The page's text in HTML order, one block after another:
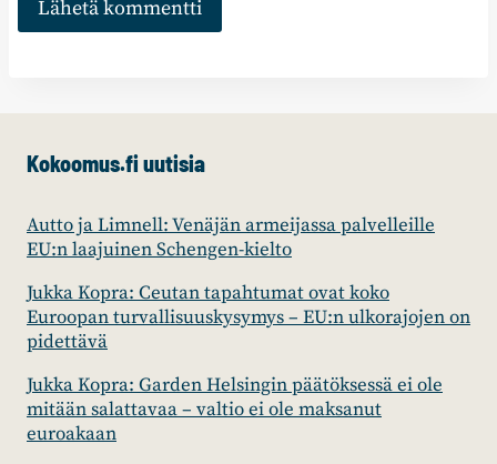
Kokoomus.fi uutisia
Autto ja Limnell: Venäjän armeijassa palvelleille
EU:n laajuinen Schengen-kielto
Jukka Kopra: Ceutan tapahtumat ovat koko
Euroopan turvallisuuskysymys – EU:n ulkorajojen on
pidettävä
Jukka Kopra: Garden Helsingin päätöksessä ei ole
mitään salattavaa – valtio ei ole maksanut
euroakaan